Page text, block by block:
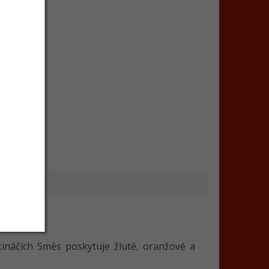
Směs poskytuje žluté, oranžové a